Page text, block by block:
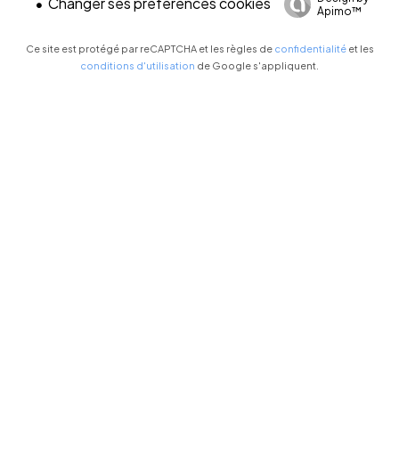
Apimo™
Ce site est protégé par reCAPTCHA et les règles de confidentialitéet les
conditions d'utilisation de Google s'appliquent.